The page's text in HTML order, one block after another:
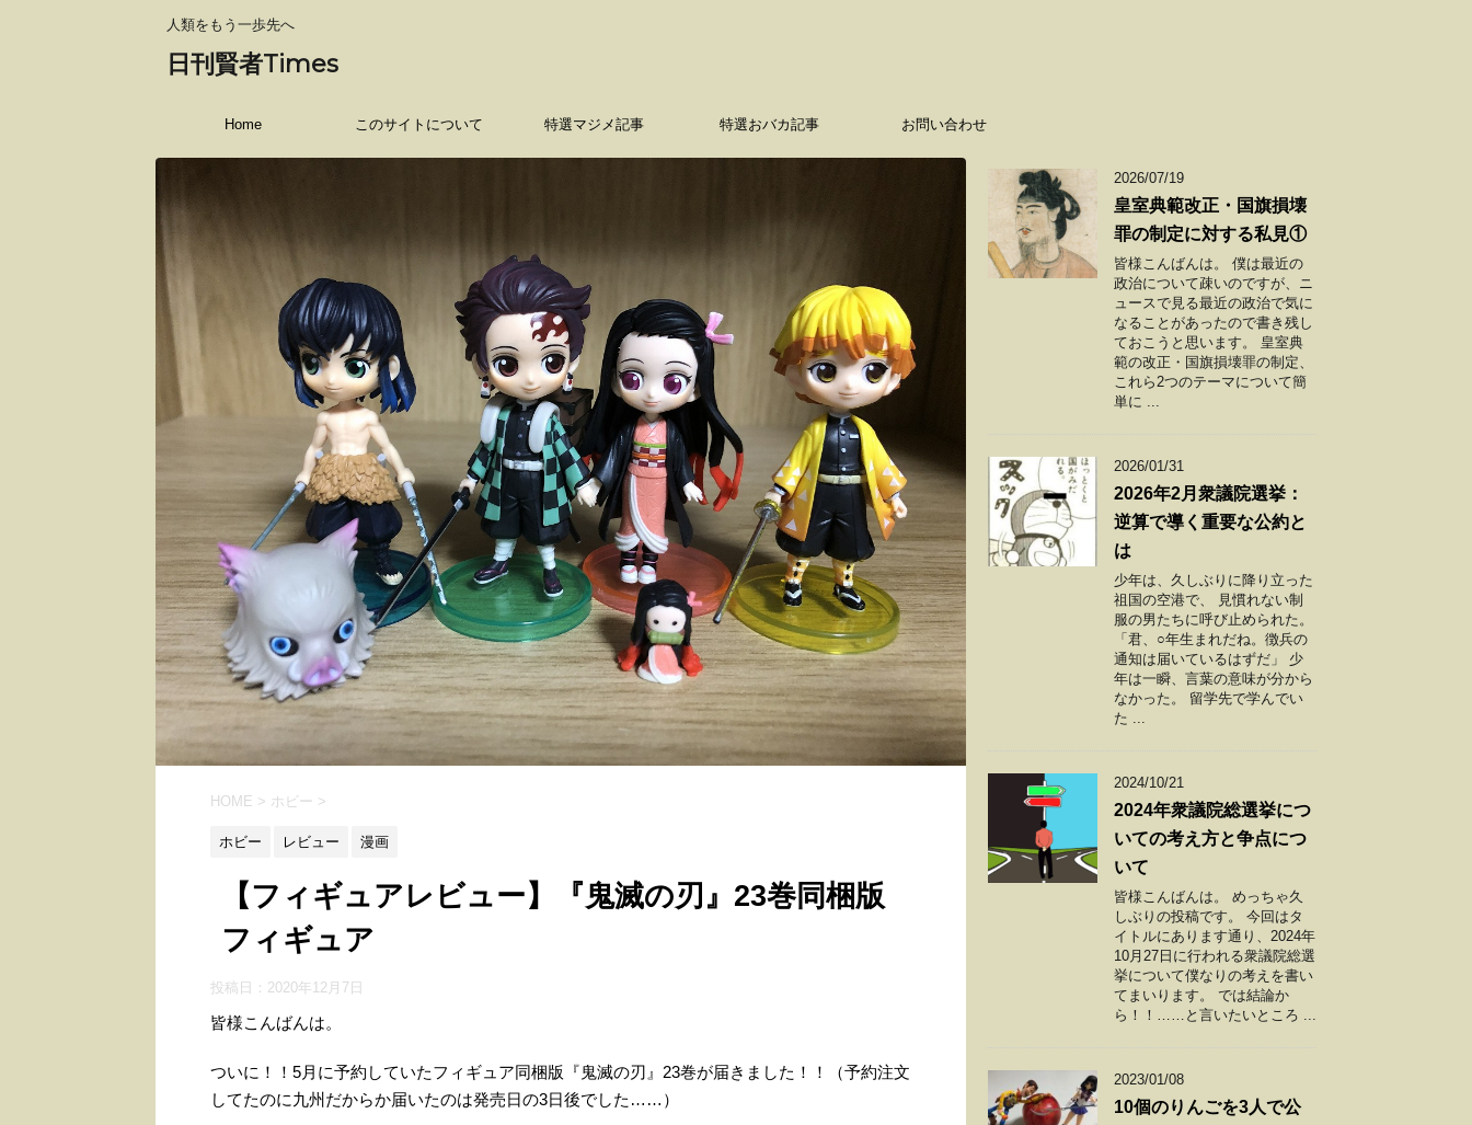
人類をもう一歩先へ
日刊賢者Times
Home このサイトについて 特選マジメ記事 特選おバカ記事 お問い合わせ
HOME > ホビー >
ホビー レビュー 漫画
【フィギュアレビュー】『鬼滅の刃』23巻同梱版
フィギュア
投稿日： 2020年12月7日
皆様こんばんは。
ついに！！5月に予約していたフィギュア同梱版『鬼滅の刃』23巻が届きました！！（予約注文
してたのに九州だからか届いたのは発売日の3日後でした……）
2026/07/19
皇室典範改正・国旗損壊
罪の制定に対する私見①
皆様こんばんは。 僕は最近の
政治について疎いのですが、ニ
ュースで見る最近の政治で気に
なることがあったので書き残し
ておこうと思います。 皇室典
範の改正・国旗損壊罪の制定、
これら2つのテーマについて簡
単に ...
2026/01/31
2026年2月衆議院選挙：
逆算で導く重要な公約と
は
少年は、久しぶりに降り立った
祖国の空港で、 見慣れない制
服の男たちに呼び止められた。
「君、○年生まれだね。徴兵の
通知は届いているはずだ」 少
年は一瞬、言葉の意味が分から
なかった。 留学先で学んでい
た ...
2024/10/21
2024年衆議院総選挙につ
いての考え方と争点につ
いて
皆様こんばんは。 めっちゃ久
しぶりの投稿です。 今回はタ
イトルにあります通り、2024年
10月27日に行われる衆議院総選
挙について僕なりの考えを書い
てまいります。 では結論か
ら！！……と言いたいところ ...
2023/01/08
10個のりんごを3人で公